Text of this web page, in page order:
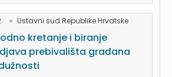
Ustavni sud Republike Hrvatske
kretanje i biranje
prebivališta građana